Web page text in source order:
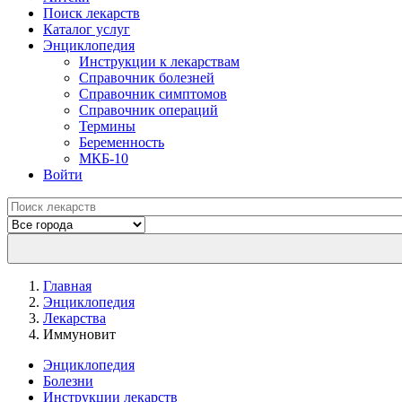
Поиск лекарств
Каталог услуг
Энциклопедия
Инструкции к лекарствам
Справочник болезней
Справочник симптомов
Справочник операций
Термины
Беременность
МКБ-10
Войти
Главная
Энциклопедия
Лекарства
Иммуновит
Энциклопедия
Болезни
Инструкции лекарств